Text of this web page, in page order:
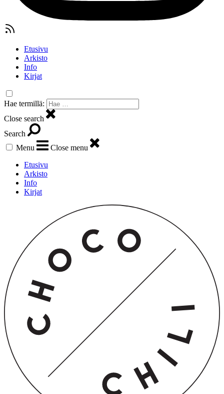
Etusivu
Arkisto
Info
Kirjat
Hae termillä:
Close search
Search
Menu
Close menu
Etusivu
Arkisto
Info
Kirjat